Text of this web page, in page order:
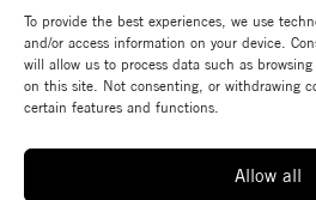
To provide the best experiences, we use
and/or access information on your device.
will allow us to process data such as
on this site. Not consenting, or withdrawing
certain features and functions.
Allow all
España
¡Únete a la comunidad